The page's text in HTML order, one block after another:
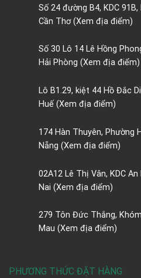
Số 24 đường B4, KDC
Cần Thơ(Xem địa điểm)
Số 30 Lô 14 Lê Hồng
Hải Phòng (Xem địa điểm)
Lô B1.29, kiệt 44 Hồ Đắc
Huế (Xem địa điểm)
174 Hàn Thuyên, Phường
Nẵng (Xem địa điểm)
02A12 Lê Thị Vân, KDC
Nai (Xem địa điểm)
279 Tôn Đức Thắng,
Mau (Xem địa điểm)
PHƯƠNG THỨC ĐẶT HÀNG